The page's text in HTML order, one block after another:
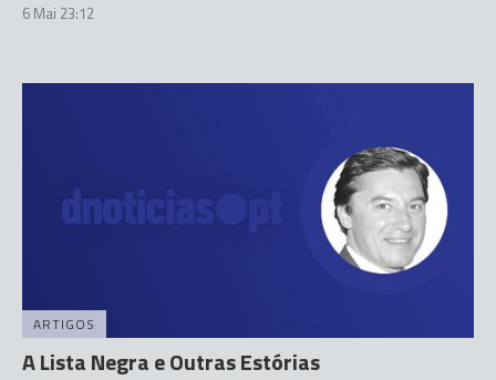
6 Mai 23:12
ARTIGOS
A Lista Negra e Outras Estórias